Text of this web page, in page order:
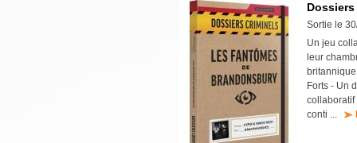
Sortie le
Un jeu
leur
Forts - Un
collaboratif
conti ...